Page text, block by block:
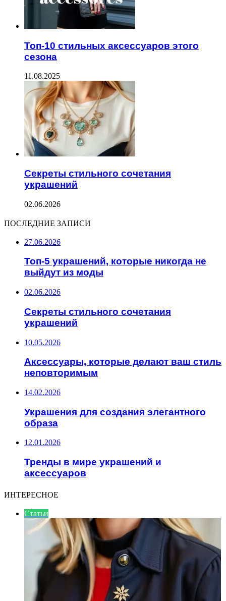
Топ-10 стильных аксессуаров этого
сезона
11.08.2025
Секреты стильного сочетания
украшений
02.06.2026
ПОСЛЕДНИЕ ЗАПИСИ
27.06.2026
Топ-5 украшений, которые никогда не
выйдут из моды
02.06.2026
Секреты стильного сочетания
украшений
10.05.2026
Аксессуары, которые делают ваш стиль
неповторимым
14.02.2026
Украшения для создания элегантного
образа
12.01.2026
Тренды в мире украшений и
аксессуаров
ИНТЕРЕСНОЕ
Статьи